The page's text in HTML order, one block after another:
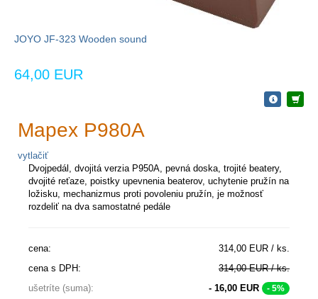
JOYO JF-323 Wooden sound
64,00 EUR
Mapex P980A
vytlačiť
Dvojpedál, dvojitá verzia P950A, pevná doska, trojité beatery,
dvojité reťaze, poistky upevnenia beaterov, uchytenie pružín na
ložisku, mechanizmus proti povoleniu pružín, je možnosť
rozdeliť na dva samostatné pedále
cena:
314,00 EUR / ks.
cena s DPH:
314,00 EUR / ks.
ušetríte (suma):
- 16,00 EUR - 5%